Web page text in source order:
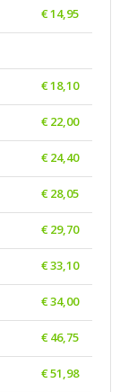
€ 14,95
€ 18,10
€ 22,00
€ 24,40
€ 28,05
€ 29,70
€ 33,10
€ 34,00
€ 46,75
€ 51,98